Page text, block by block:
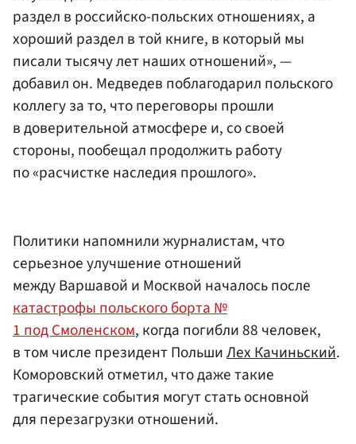
раздел в российско-польских отношениях, а
хороший раздел в той книге, в который мы
писали тысячу лет наших отношений», —
добавил он. Медведев поблагодарил польского
коллегу за то, что переговоры прошли
в доверительной атмосфере и, со своей
стороны, пообещал продолжить работу
по «расчистке наследия прошлого».
Политики напомнили журналистам, что
серьезное улучшение отношений
между Варшавой и Москвой началось после
катастрофы польского борта №
1 под Смоленском, когда погибли 88 человек,
в том числе президент ПольшиЛех Качиньский.
Коморовский отметил, что даже такие
трагические события могут стать основной
для перезагрузки отношений.